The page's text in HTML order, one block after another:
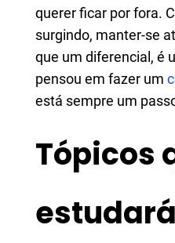
querer ficar por fora.
surgindo, manter-se
que um diferencial, é
pensou em fazer um
está sempre um
Tópicos